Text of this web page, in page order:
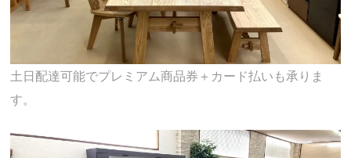
土日配達可能でプレミアム商品券＋カード払いも承りま
す。